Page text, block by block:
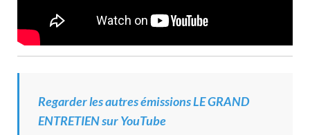
Regarder les autres émissions LE GRAND
ENTRETIEN sur YouTube